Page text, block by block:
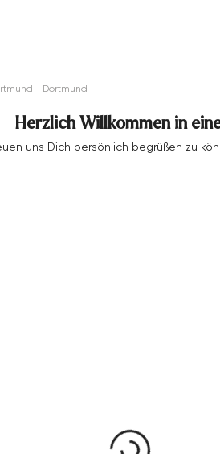
- Dortmund
Herzlich Willkommen in
uns Dich persönlich begrüßen zu